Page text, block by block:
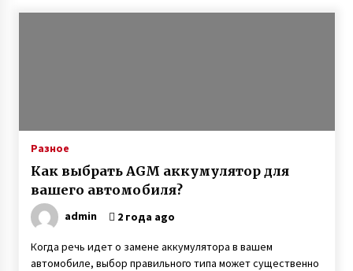
Разное
Как выбрать AGM аккумулятор для
вашего автомобиля?
admin 2 года ago
Когда речь идет о замене аккумулятора в вашем
автомобиле, выбор правильного типа может существенно